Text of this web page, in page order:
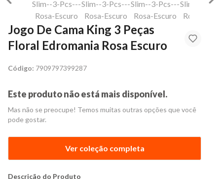
Jogo De Cama King 3 Peças
Floral Edromania Rosa Escuro
Código: 7909797399287
Este produto não está mais disponível.
Mas não se preocupe! Temos muitas outras opções que você
pode gostar.
Ver coleção completa
Descrição do Produto